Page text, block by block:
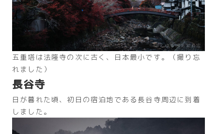
五重塔は法隆寺の次に古く、日本最小です。（撮り忘
れました）
長谷寺
日が暮れた頃、初日の宿泊地である長谷寺周辺に到着
しました。